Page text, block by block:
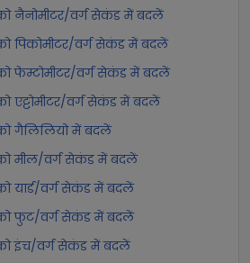
नैनोमीटर/वर्ग सेकंड में बदलें
पिकोमीटर/वर्ग सेकंड में बदलें
फेम्टोमीटर/वर्ग सेकंड में बदलें
एट्टोमीटर/वर्ग सेकंड में बदलें
गैलिलियो में बदलें
मील/वर्ग सेकंड में बदलें
यार्ड/वर्ग सेकंड में बदलें
फुट/वर्ग सेकंड में बदलें
इंच/वर्ग सेकंड में बदलें